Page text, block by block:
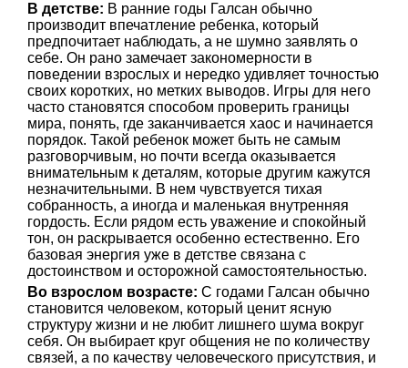
В детстве: В ранние годы Галсан обычно
производит впечатление ребенка, который
предпочитает наблюдать, а не шумно заявлять о
себе. Он рано замечает закономерности в
поведении взрослых и нередко удивляет точностью
своих коротких, но метких выводов. Игры для него
часто становятся способом проверить границы
мира, понять, где заканчивается хаос и начинается
порядок. Такой ребенок может быть не самым
разговорчивым, но почти всегда оказывается
внимательным к деталям, которые другим кажутся
незначительными. В нем чувствуется тихая
собранность, а иногда и маленькая внутренняя
гордость. Если рядом есть уважение и спокойный
тон, он раскрывается особенно естественно. Его
базовая энергия уже в детстве связана с
достоинством и осторожной самостоятельностью.
Во взрослом возрасте: С годами Галсан обычно
становится человеком, который ценит ясную
структуру жизни и не любит лишнего шума вокруг
себя. Он выбирает круг общения не по количеству
связей, а по качеству человеческого присутствия, и